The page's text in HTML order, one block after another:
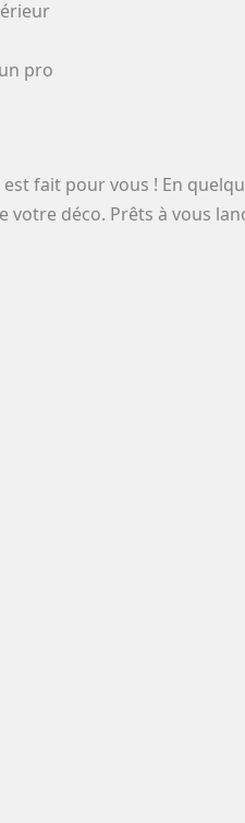
pro
fait pour vous ! En
déco. Prêts à vous